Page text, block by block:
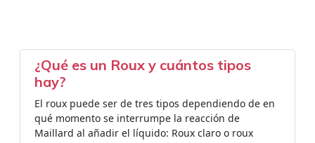
¿Qué es un Roux y cuántos tipos
hay?
El roux puede ser de tres tipos dependiendo de en
qué momento se interrumpe la reacción de
Maillard al añadir el líquido: Roux claro o roux